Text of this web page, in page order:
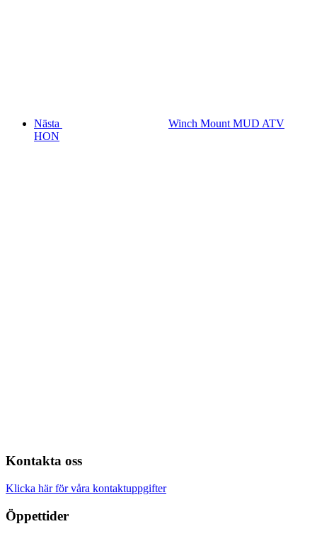
Nästa
Winch Mount MUD ATV
HON
Kontakta oss
Klicka här för våra kontaktuppgifter
Öppettider